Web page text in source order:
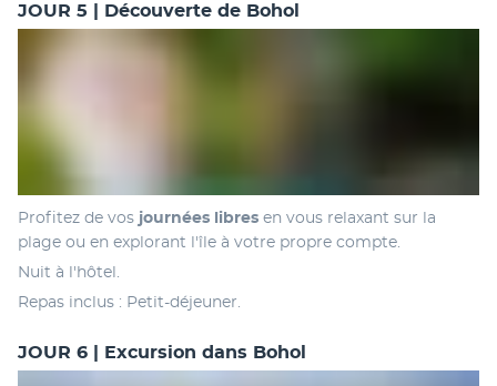
JOUR 5 | Découverte de Bohol
Profitez de vos journées libres en vous relaxant sur la
plage ou en explorant l'île à votre propre compte.
Nuit à l'hôtel.
Repas inclus : Petit-déjeuner.
JOUR 6 | Excursion dans Bohol